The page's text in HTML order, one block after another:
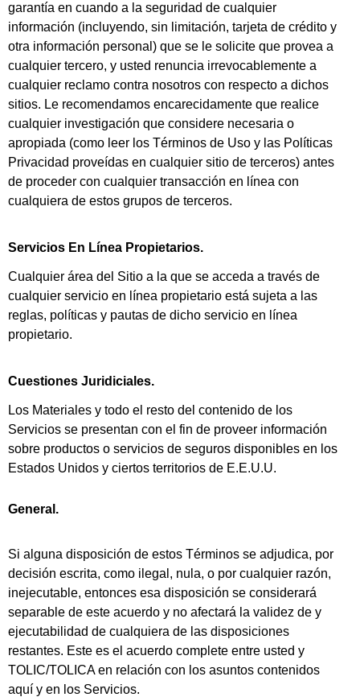
garantía en cuando a la seguridad de cualquier
información (incluyendo, sin limitación, tarjeta de crédito y
otra información personal) que se le solicite que provea a
cualquier tercero, y usted renuncia irrevocablemente a
cualquier reclamo contra nosotros con respecto a dichos
sitios. Le recomendamos encarecidamente que realice
cualquier investigación que considere necesaria o
apropiada (como leer los Términos de Uso y las Políticas
Privacidad proveídas en cualquier sitio de terceros) antes
de proceder con cualquier transacción en línea con
cualquiera de estos grupos de terceros.
Servicios En Línea Propietarios.
Cualquier área del Sitio a la que se acceda a través de
cualquier servicio en línea propietario está sujeta a las
reglas, políticas y pautas de dicho servicio en línea
propietario.
Cuestiones Juridiciales.
Los Materiales y todo el resto del contenido de los
Servicios se presentan con el fin de proveer información
sobre productos o servicios de seguros disponibles en los
Estados Unidos y ciertos territorios de E.E.U.U.
General.
Si alguna disposición de estos Términos se adjudica, por
decisión escrita, como ilegal, nula, o por cualquier razón,
inejecutable, entonces esa disposición se considerará
separable de este acuerdo y no afectará la validez de y
ejecutabilidad de cualquiera de las disposiciones
restantes. Este es el acuerdo complete entre usted y
TOLIC/TOLICA en relación con los asuntos contenidos
aquí y en los Servicios.